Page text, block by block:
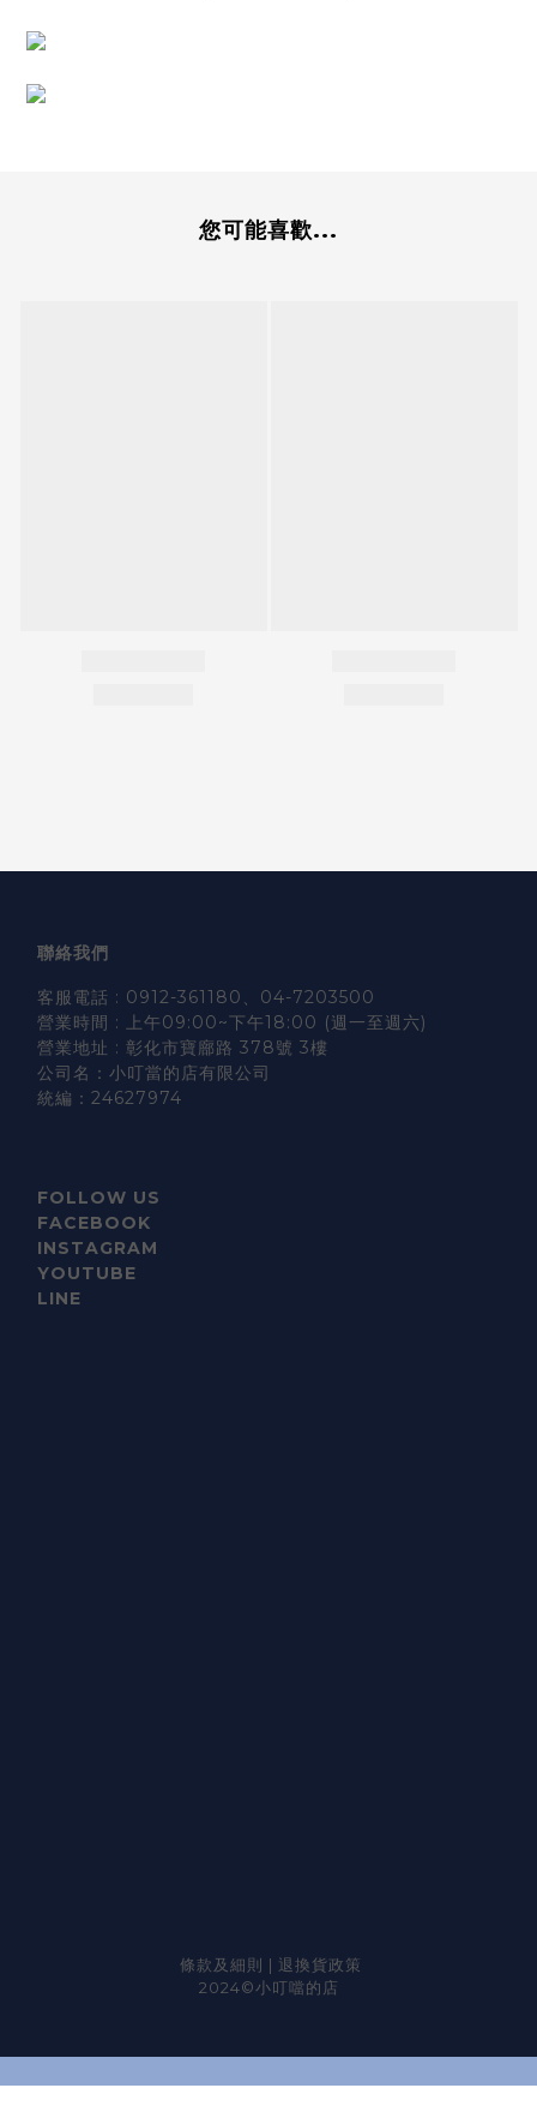
您可能喜歡...
聯絡我們
客服電話 : 0912-361180、04-7203500
營業時間 : 上午09:00~下午18:00 (週一至週六)
營業地址 : 彰化市寶廍路 378號 3樓
公司名：小叮當的店有限公司
統編：24627974
FOLLOW US
FACEBOOK
INSTAGRAM
YOUTUBE
LINE
條款及細則 | 退換貨政策
2024©小叮噹的店